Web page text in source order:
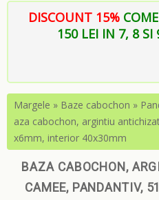
DISCOUNT 15%
150 LEI IN 7, 8 SI
Margele » Baze cabochon »
aza cabochon, argintiu
x6mm, interior 40x30mm
BAZA CABOCHON,
CAMEE, PANDANTIV,